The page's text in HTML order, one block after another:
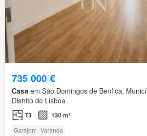
735 000 €
Casa em São Domingos de Benfica,
Distrito de Lisboa
T3 130 m²
Garajem Varanda